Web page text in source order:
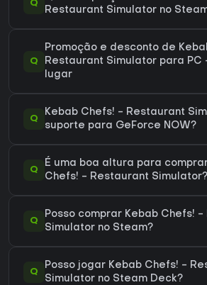
Q
Restaurant Simulator no
Q
Promoção e desconto de
Restaurant Simulator para PC
lugar
Q
Kebab Chefs! - Restaurant
suporte para GeForce NOW?
Q
É uma boa altura para
Chefs! - Restaurant Simulator?
Q
Posso comprar Kebab Chefs!
Simulator no Steam?
Q
Posso jogar Kebab Chefs! -
Simulator no Steam Deck?